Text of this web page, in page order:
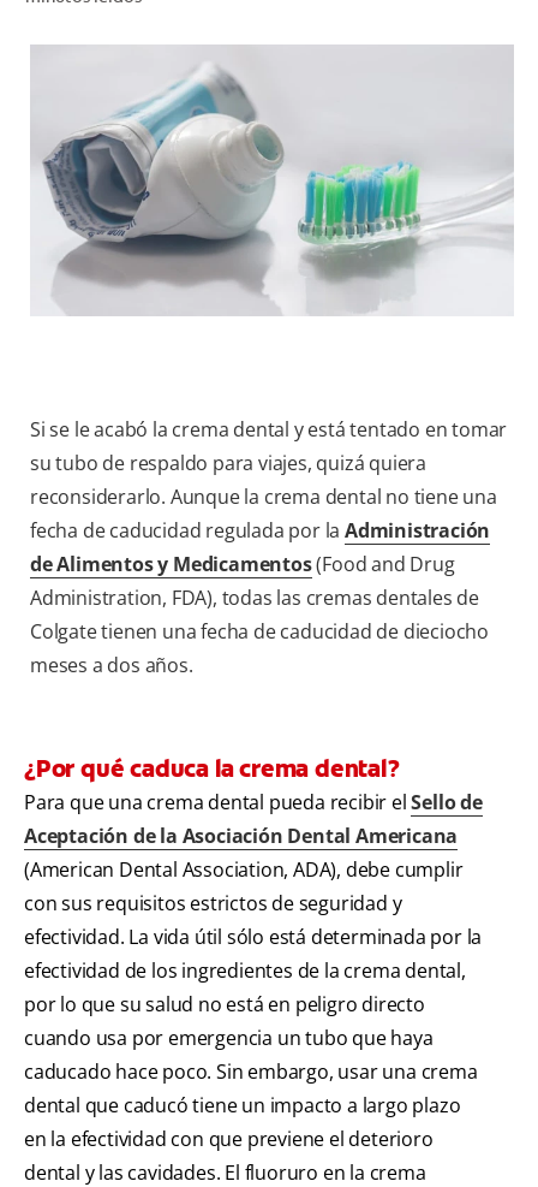
PROMOCIONES
HN (ES)
SUSCRÍBASE
Si se le acabó la crema dental y está tentado en tomar
su tubo de respaldo para viajes, quizá quiera
reconsiderarlo. Aunque la crema dental no tiene una
fecha de caducidad regulada por laAdministración
de Alimentos y Medicamentos(Food and Drug
Administration, FDA), todas las cremas dentales de
Colgate tienen una fecha de caducidad de dieciocho
meses a dos años.
¿Por qué caduca la crema dental?
Para que una crema dental pueda recibir elSello de
Aceptación de la Asociación Dental Americana
(American Dental Association, ADA), debe cumplir
con sus requisitos estrictos de seguridad y
efectividad. La vida útil sólo está determinada por la
efectividad de los ingredientes de la crema dental,
por lo que su salud no está en peligro directo
cuando usa por emergencia un tubo que haya
caducado hace poco. Sin embargo, usar una crema
dental que caducó tiene un impacto a largo plazo
en la efectividad con que previene el deterioro
dental y las cavidades. El fluoruro en la crema